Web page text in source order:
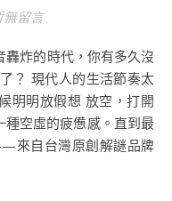
無留言
？ 現代人的生活節奏太
明明放假想 放空，打開
空虛的疲憊感。直到最
來自台灣原創解謎品牌